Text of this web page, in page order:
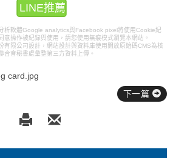
LINE推薦
析軟體Google analytics與Facebook pixel將使用Cookie紀
意操作被紀錄與使用，請您使用無痕模式瀏覽本網站。
有限公司設計， 網站設計與資料庫使用開放原始碼CMS為核
合會秘書處彙整第三方資料上傳。
card.jpg
下一篇